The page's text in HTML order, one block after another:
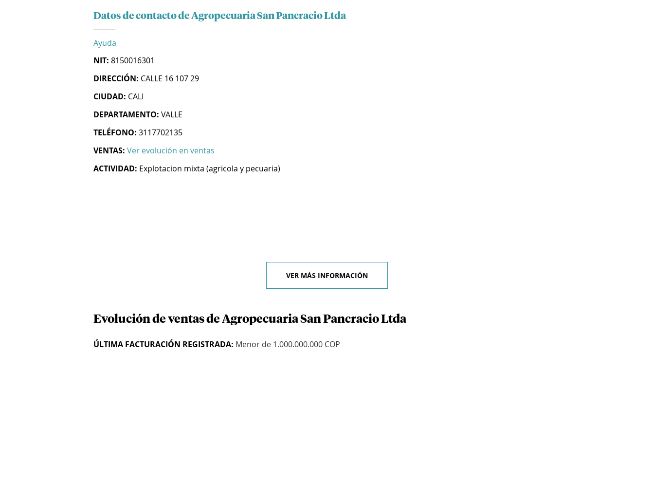
Datos de contacto de Agropecuaria San Pancracio Ltda
Ayuda
NIT: 8150016301
DIRECCIÓN: CALLE 16 107 29
CIUDAD: CALI
DEPARTAMENTO: VALLE
TELÉFONO: 3117702135
VENTAS: Ver evolución en ventas
ACTIVIDAD: Explotacion mixta (agricola y pecuaria)
VER MÁS INFORMACIÓN
Evolución de ventas de Agropecuaria San Pancracio Ltda
ÚLTIMA FACTURACIÓN REGISTRADA: Menor de 1.000.000.000 COP